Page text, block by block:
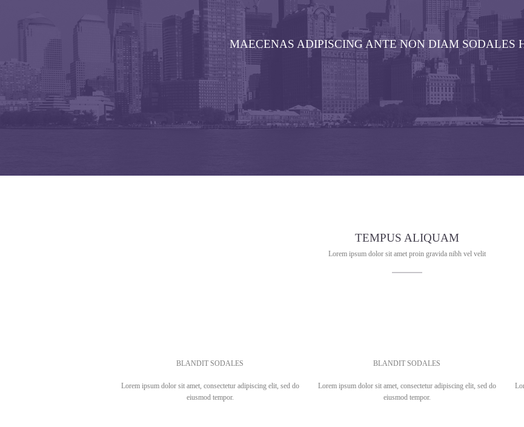
MAECENAS ADIPISCING ANTE NON DIAM SODALES
TEMPUS ALIQUAM
Lorem ipsum dolor sit amet proin gravida nibh vel velit
BLANDIT SODALES
Lorem ipsum dolor sit amet, consectetur adipiscing elit, sed do
eiusmod tempor.
BLANDIT SODALES
Lorem ipsum dolor sit amet, consectetur adipiscing elit, sed do
eiusmod tempor.